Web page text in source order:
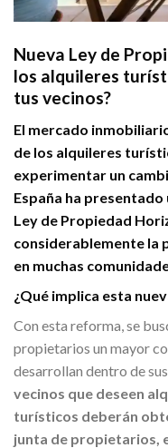
Nueva Ley de
los alquileres
tus vecinos?
El mercado
de los alquileres
experimentar un
España ha
Ley de Propiedad
considerablemente la
en muchas
¿Qué implica esta
Con esta reforma, se
propietarios un mayor
desarrollan dentro de
vecinos que deseen
turísticos deberán
junta de propietarios,